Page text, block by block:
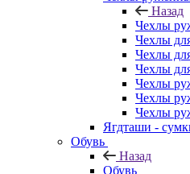
Назад
Чехлы
Чехлы
Чехлы
Чехлы
Чехлы
Чехлы
Чехлы
Ягдташи -
Обувь
Назад
Обувь